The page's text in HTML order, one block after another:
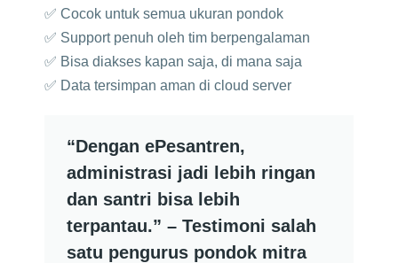
✅ Cocok untuk semua ukuran pondok
✅ Support penuh oleh tim berpengalaman
✅ Bisa diakses kapan saja, di mana saja
✅ Data tersimpan aman di cloud server
“Dengan ePesantren,
administrasi jadi lebih ringan
dan santri bisa lebih
terpantau.” – Testimoni salah
satu pengurus pondok mitra